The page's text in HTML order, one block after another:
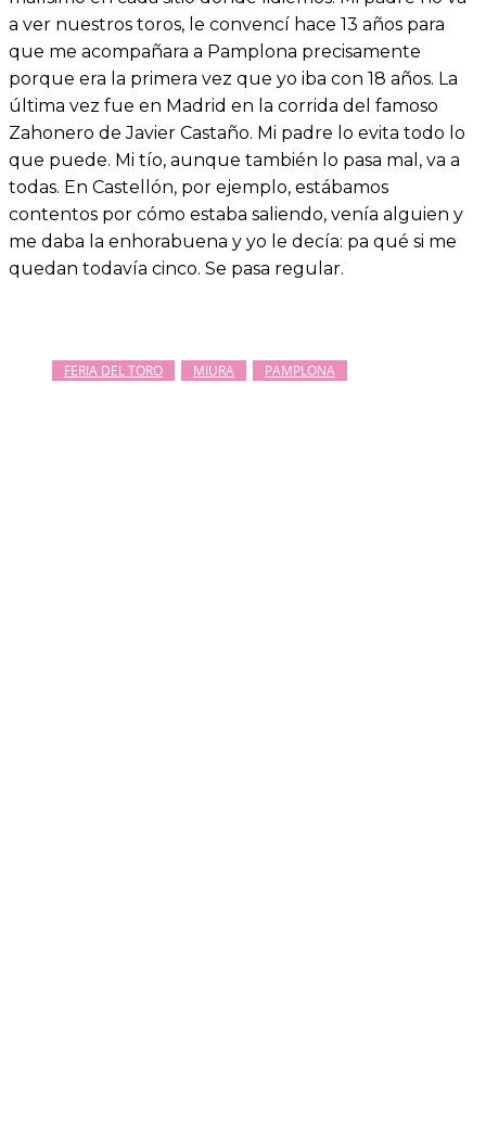
a ver nuestros toros, le convencí hace 13 años para
que me acompañara a Pamplona precisamente
porque era la primera vez que yo iba con 18 años. La
última vez fue en Madrid en la corrida del famoso
Zahonero de Javier Castaño. Mi padre lo evita todo lo
que puede. Mi tío, aunque también lo pasa mal, va a
todas. En Castellón, por ejemplo, estábamos
contentos por cómo estaba saliendo, venía alguien y
me daba la enhorabuena y yo le decía: pa qué si me
quedan todavía cinco. Se pasa regular.
FERIA DEL TORO MIURA PAMPLONA